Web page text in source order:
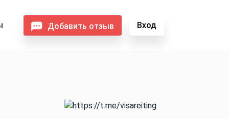
Добавить отзыв Вход